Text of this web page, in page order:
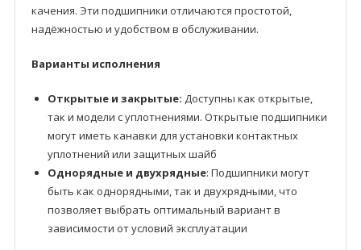
качения. Эти подшипники отличаются простотой,
надёжностью и удобством в обслуживании.
Варианты исполнения
Открытые и закрытые: Доступны как открытые,
так и модели с уплотнениями. Открытые подшипники
могут иметь канавки для установки контактных
уплотнений или защитных шайб
Однорядные и двухрядные: Подшипники могут
быть как однорядными, так и двухрядными, что
позволяет выбрать оптимальный вариант в
зависимости от условий эксплуатации